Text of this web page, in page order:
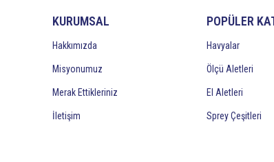
KURUMSAL
Hakkımızda
Misyonumuz
Merak Ettikleriniz
İletişim
POPÜLER
Havyalar
Ölçü Aletleri
El Aletleri
Sprey Çeşitleri